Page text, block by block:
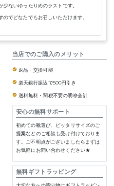
少ないゆったりめのラストです。
でどなたでもお召しいただけます。
参考表当店でのご購入のメリット
返品・交換可能
楽天銀行振込で500円引き
送料無料・関税不要の明瞭会計
安心の無料サポート
初めての靴選び、ピッタリサイズのご
提案などのご相談も受け付けておりま
す。ご不明点がございましたらまずは
お気軽にお問い合わせください★
無料ギフトラッピング